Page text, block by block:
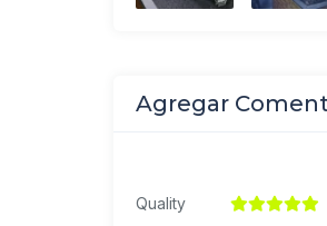
Agregar
Quality